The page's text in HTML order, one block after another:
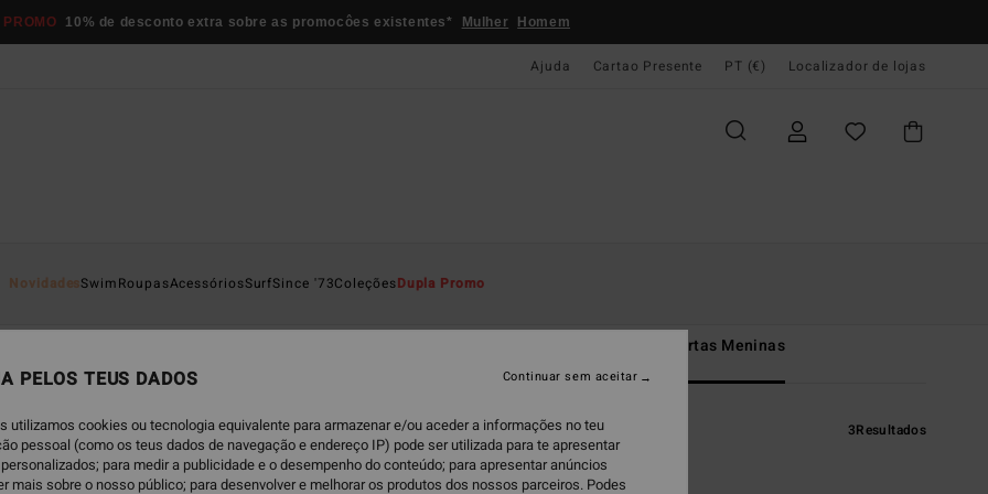
10% de desconto extra sobre as promocôes existentes* Mulher Homem
Ajuda Cartao Presente PT (€) Localizador de lojas
NovidadesSwimRoupasAcessóriosSurfSince '73ColeçõesDupla Promo
Todos Ofertas Meninas
3Resultados
PELOS TEUS DADOS
utilizamos cookies ou tecnologia equivalente para armazenar e/ou aceder a informações no teu
pessoal (como os teus dados de navegação e endereço IP) pode ser utilizada para te apresentar
para medir a publicidade e o desempenho do conteúdo; para apresentar anúncios
mais sobre o nosso público; para desenvolver e melhorar os produtos dos nossos parceiros. Podes
Continuar sem aceitar